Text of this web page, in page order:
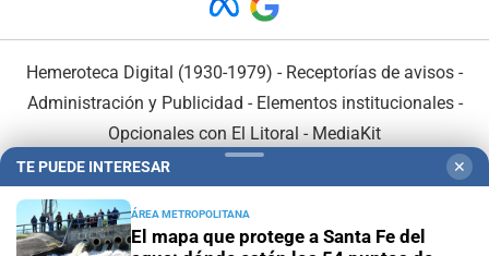
Hemeroteca Digital (1930-1979) - Receptorías de avisos -
Administración y Publicidad - Elementos institucionales-
Opcionales con El Litoral - MediaKit
TE PUEDE INTERESAR ✕
ÁREA METROPOLITANA
El mapa que protege a Santa Fe del